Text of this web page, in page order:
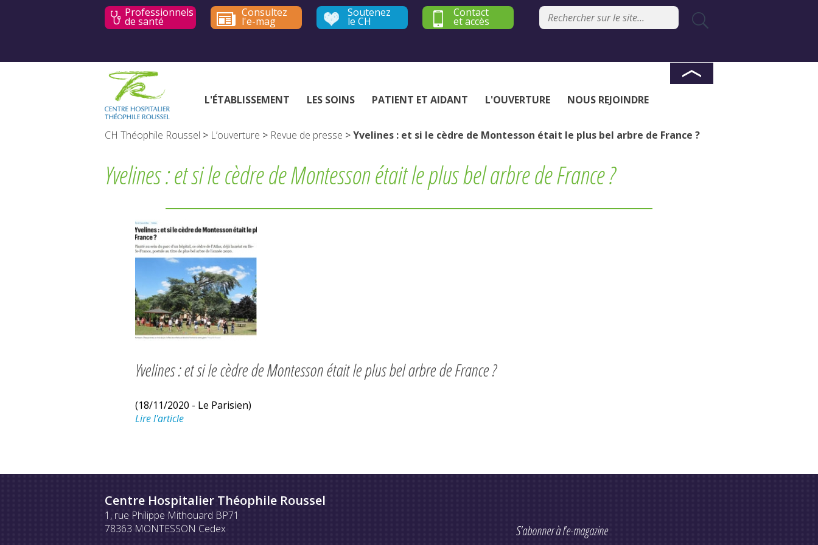
Professionnels
de santé
Consultez
l'e-mag
Soutenez
le CH
Contact
et accès
L'ÉTABLISSEMENT LES SOINS PATIENT ET AIDANT L'OUVERTURE NOUS REJOINDRE
CH Théophile Roussel > L’ouverture > Revue de presse >Yvelines : et si le cèdre de Montesson était le plus bel arbre de France ?
Yvelines : et si le cèdre de Montesson était le plus bel arbre de France ?
Yvelines : et si le cèdre de Montesson était le plus bel arbre de France ?
(18/11/2020 - Le Parisien)
Lire l'article
Centre Hospitalier Théophile Roussel
1, rue Philippe Mithouard BP71
78363 MONTESSON Cedex
S'abonner à l'e-magazine